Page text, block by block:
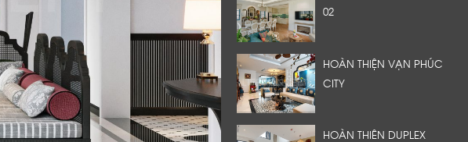
02
HOÀN THIỆN VẠN PHÚC
CITY
HOÀN THIÊN DUPLEX